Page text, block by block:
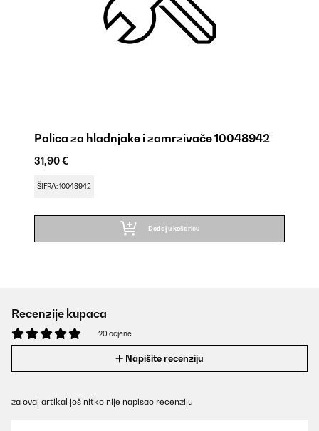
Polica za hladnjake i zamrzivače 10048942
31,90 €
ŠIFRA: 10048942
Dodaj u košaricu
Recenzije kupaca
20 ocjene
Napišite recenziju
za ovaj artikal još nitko nije napisao recenziju